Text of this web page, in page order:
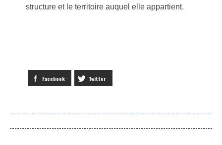
structure et le territoire auquel elle appartient.
Facebook Twitter